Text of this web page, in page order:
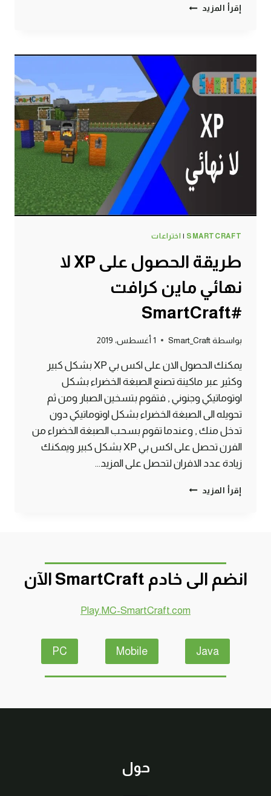
إقرأ المزيد الحلقة
زومبي
ودايموند
وسحر
وسلايم
وصبار
–
سرفايفل
(1.14.4)
ماين
كرافت
#SMARTCRAFT
SMARTCRAFT
| اختراعات
طريقة الحصول على XP لا
نهائي ماين كرافت
#SmartCraft
بواسطة Smart_Craft 1 أغسطس، 2019
يمكنك الحصول الان على اكس بي XP بشكل كبير
وكثير عبر ماكينة تصنع الصبغة الخضراء بشكل
اوتوماتيكي وجنوني , فتقوم بتسخين الصبار ومن ثم
تحويله الى الصبغة الخضراء بشكل اوتوماتيكي دون
تدخل منك , وعندما تقوم بسحب الصبغة الخضراء من
الفرن تحصل على اكس بي XP بشكل كبير ويمكنك
زيادة عدد الافران لتحصل على المزيد…
إقرأ المزيد طريقة
ماين
كرافت
#SMARTCRAFT
انضم الى خادم SmartCraft الآن
Play.MC-SmartCraft.com
Java
Mobile
PC
حول